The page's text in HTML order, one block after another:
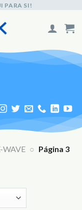
PARA SI!
WAVE ○ Página 3